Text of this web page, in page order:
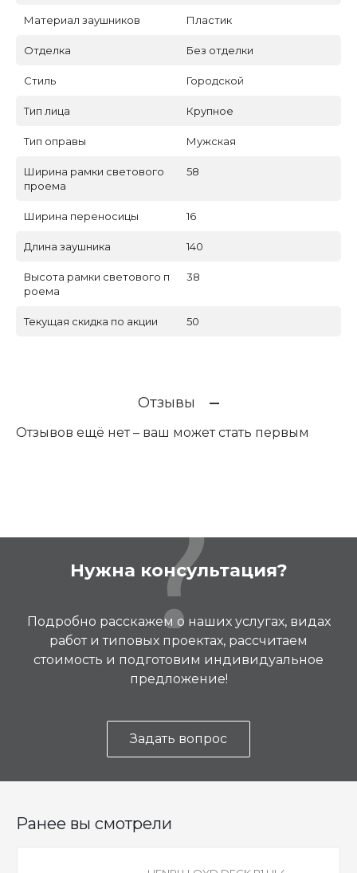
Материал заушников Пластик
Отделка Без отделки
Стиль Городской
Тип лица Крупное
Тип оправы Мужская
Ширина рамки светового
проема
58
Ширина переносицы 16
Длина заушника 140
Высота рамки светового п
роема
38
Текущая скидка по акции 50
Отзывы
Отзывов ещё нет – ваш может стать первым
Нужна консультация?
Подробно расскажем о наших услугах, видах
работ и типовых проектах, рассчитаем
стоимость и подготовим индивидуальное
предложение!
Задать вопрос
Ранее вы смотрели